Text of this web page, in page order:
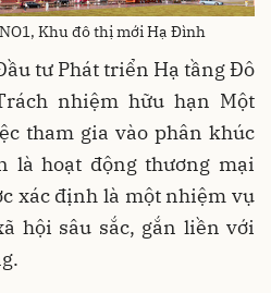
Khu đô thị mới Hạ Đình
tư Phát triển Hạ tầng Đô
nhiệm hữu hạn Một
tham gia vào phân khúc
là hoạt động thương mại
xác định là một nhiệm vụ
hội sâu sắc, gắn liền với